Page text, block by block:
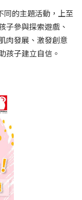
同的主題活動，上至
子參與探索遊戲、
肉發展、激發創意
孩子建立自信。